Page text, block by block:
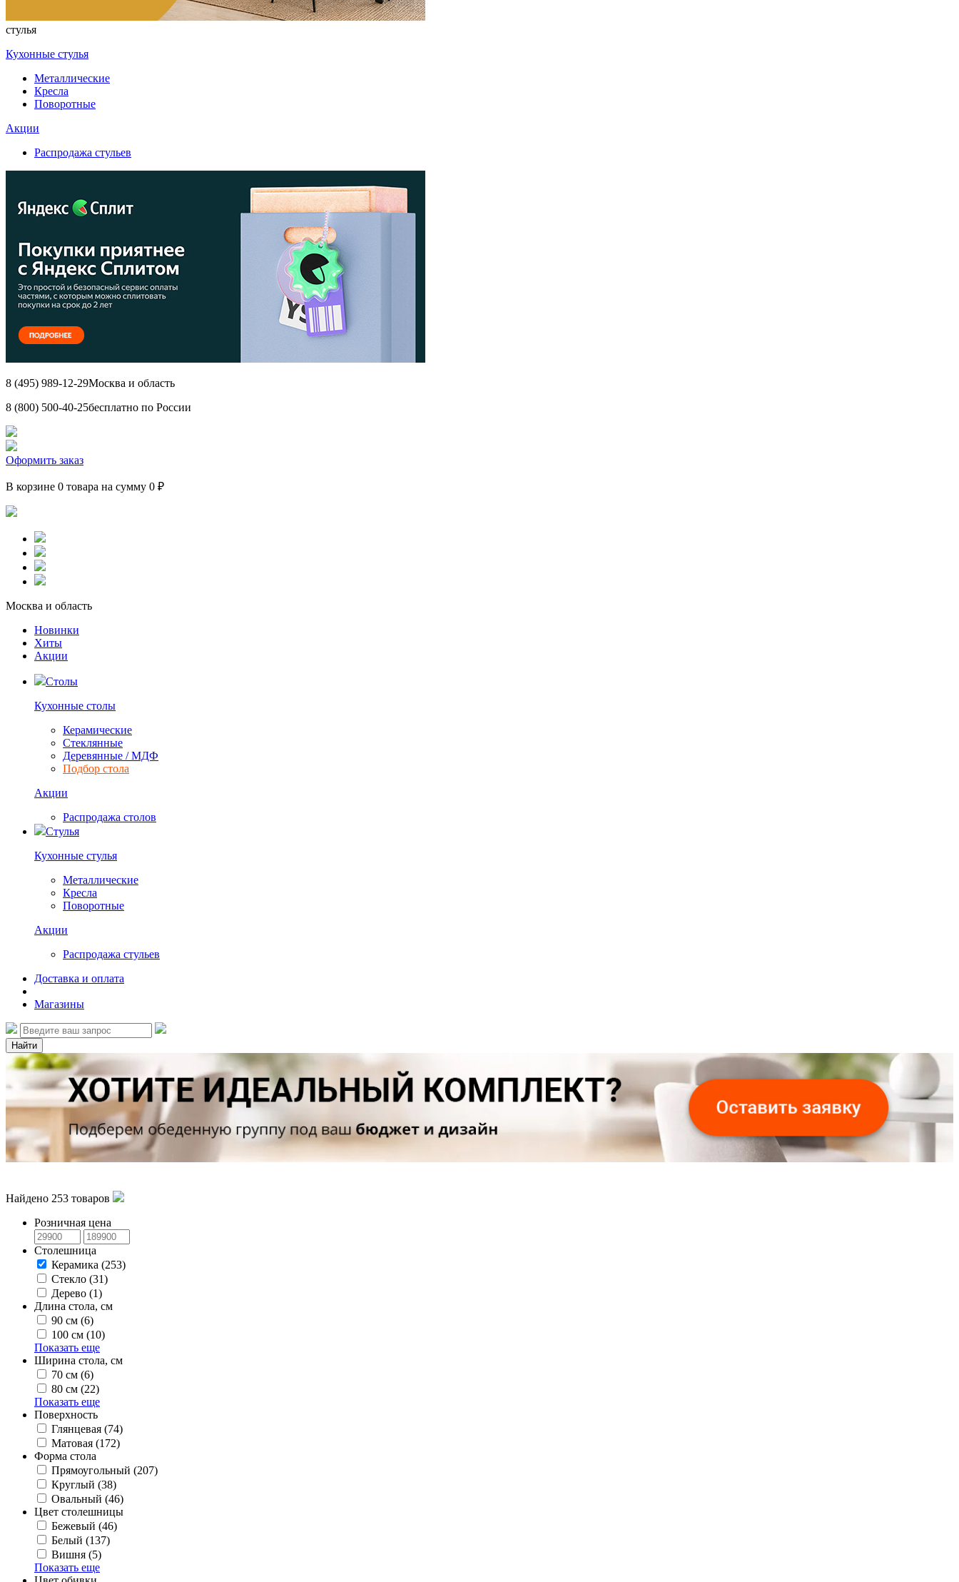
стулья
Кухонные стулья
Металлические
Кресла
Поворотные
Акции
Распродажа стульев
8 (495) 989-12-29Москва и область
8 (800) 500-40-25бесплатно по России
Оформить заказ
В корзине 0 товара на сумму 0 ₽
Москва и область
Новинки
Хиты
Акции
Столы
Кухонные столы
Керамические
Стеклянные
Деревянные / МДФ
Подбор стола
Акции
Распродажа столов
Стулья
Кухонные стулья
Металлические
Кресла
Поворотные
Акции
Распродажа стульев
Доставка и оплата
Магазины
Найти
Найдено 253 товаров
Розничная цена
Столешница
Керамика (253)
Стекло (31)
Дерево (1)
Длина стола, см
90 см (6)
100 см (10)
Показать еще
Ширина стола, см
70 см (6)
80 см (22)
Показать еще
Поверхность
Глянцевая (74)
Матовая (172)
Форма стола
Прямоугольный (207)
Круглый (38)
Овальный (46)
Цвет столешницы
Бежевый (46)
Белый (137)
Вишня (5)
Показать еще